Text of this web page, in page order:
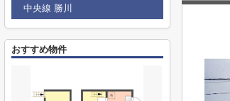
中央線 勝川
おすすめ物件